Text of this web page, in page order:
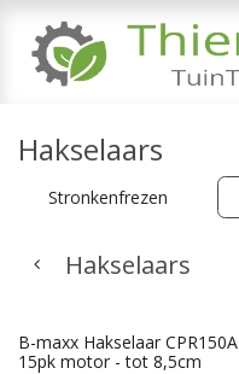
Hakselaars
Stronkenfrezen
Hakselaars
B-maxx Hakselaar CPR150A
15pk motor - tot 8,5cm